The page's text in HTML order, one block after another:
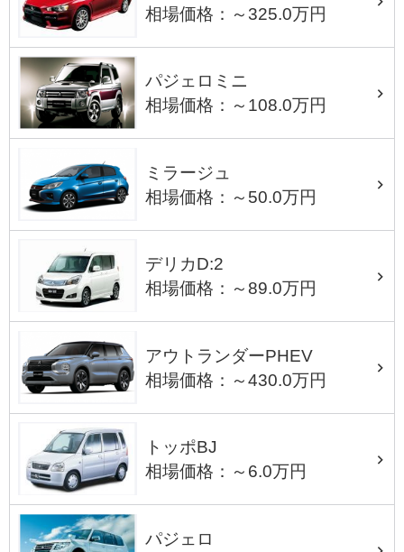
相場価格：～325.0万円
パジェロミニ
相場価格：～108.0万円
ミラージュ
相場価格：～50.0万円
デリカD:2
相場価格：～89.0万円
アウトランダーPHEV
相場価格：～430.0万円
トッポBJ
相場価格：～6.0万円
パジェロ